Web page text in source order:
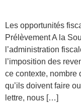
Les opportunités
Prélèvement A la
l’administration
l’imposition des
ce contexte, nombre
qu’ils doivent faire
lettre, nous […]